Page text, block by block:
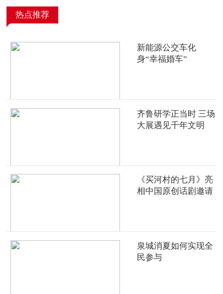
热点推荐
新能源公交车化
身“幸福婚车”
齐鲁研学正当时 三场
大展遇见千年文明
《买河村的七月》亮
相中国原创话剧邀请
泉城消夏如何实现全
民参与